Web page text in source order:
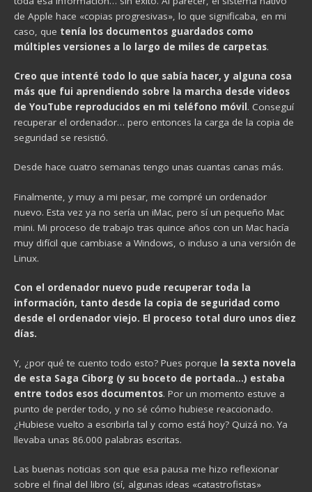
de Apple hace «copias progresivas», lo que significaba, en mi
caso, que tenía los documentos guardados como
múltiples versiones a lo largo de miles de carpetas.
Creo que intenté todo lo que sabía hacer, y alguna cosa
más que fui aprendiendo sobre la marcha desde videos
de YouTube reproducidos en mi teléfono móvil. Conseguí
recuperar el ordenador… pero entonces la carga de la copia de
seguridad se resistió.
Desde hace cuatro semanas tengo unas cuantas canas más.
Finalmente, y muy a mi pesar, me compré un ordenador
nuevo. Esta vez ya no sería un iMac, pero sí un pequeño Mac
mini. Mi proceso de trabajo tras quince años con un Mac hacía
muy difícil que cambiase a Windows, o incluso a una versión de
Linux.
Con el ordenador nuevo pude recuperar toda la
información, tanto desde la copia de seguridad como
desde el ordenador viejo. El proceso total duro unos diez
días.
Y, ¿por qué te cuento todo esto? Pues porque la sexta novela
de esta Saga Ciborg (y su boceto de portada…) estaba
entre todos esos documentos. Por un momento estuve a
punto de perder todo, y no sé cómo hubiese reaccionado.
¿Hubiese vuelto a escribirla tal y como está hoy? Quizá no. Ya
llevaba unas 86.000 palabras escritas.
Las buenas noticias son que esa pausa me hizo reflexionar
sobre el final del libro (sí, algunas ideas «catastrofistas»